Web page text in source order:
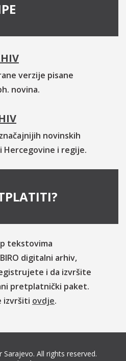
verzije pisane
novina.
novinskih
Hercegovine i regije.
tekstovima
digitalni arhiv,
i da izvršite
pretplatnički paket.
izvršiti ovdje.
All rights reserved.